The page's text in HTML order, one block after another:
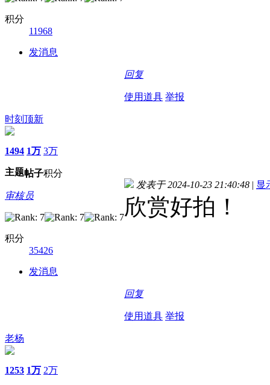
积分
11968
发消息
回复
使用道具 举报
时刻顶新
1494
主题
1万
帖子
3万
积分
审核员
积分
35426
发消息
发表于 2024-10-23 21:40:48 | 显
欣赏好拍！
回复
使用道具 举报
老杨
1253 1万 2万